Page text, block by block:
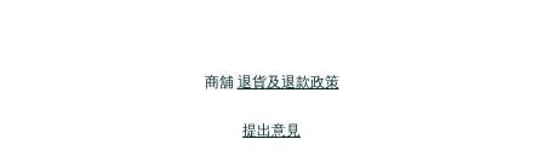
商舖 退貨及退款政策
提出意見